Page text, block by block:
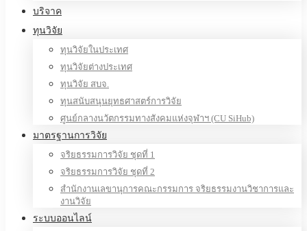
บริจาค
ทุนวิจัย
ทุนวิจัยในประเทศ
ทุนวิจัยต่างประเทศ
ทุนวิจัย สบจ.
ทุนสนับสนุนยุทธศาสตร์การวิจัย
ศูนย์กลางนวัตกรรมทางสังคมแห่งจุฬาฯ (CU SiHub)
มาตรฐานการวิจัย
จริยธรรมการวิจัย ชุดที่ 1
จริยธรรมการวิจัย ชุดที่ 2
สำนักงานเลขานุการคณะกรรมการ จริยธรรมงานวิชาการและ
งานวิจัย
ระบบออนไลน์